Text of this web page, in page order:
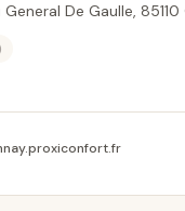
General De Gaulle,